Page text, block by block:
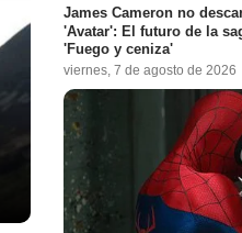
James Cameron no
'Avatar': El futuro de la
'Fuego y ceniza'
viernes, 7 de agosto de 2026